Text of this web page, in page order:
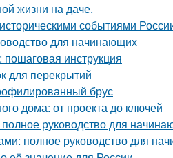
жизни на даче.
событиями
для начинающих
инструкция
для перекрытий
брус
дома: от проекта до ключей
руководство для
полное руководство для